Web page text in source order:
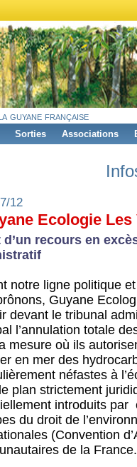
guyane française
Sorties Associations
12
Ecologie Les
d’un recours en
notre ligne politique
Guyane
devant le tribunal
l’annulation totale
mesure où ils
en mer des
néfastes à
plan strictement
introduits par
du droit de
(Convention
de la